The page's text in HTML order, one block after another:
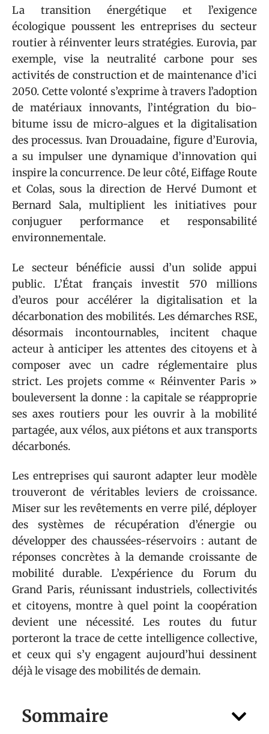
Sommaire
La transition énergétique et l’exigence
écologique poussent les entreprises du secteur
routier à réinventer leurs stratégies. Eurovia, par
exemple, vise la neutralité carbone pour ses
activités de construction et de maintenance d’ici
2050. Cette volonté s’exprime à travers l’adoption
de matériaux innovants, l’intégration du bio-
bitume issu de micro-algues et la digitalisation
des processus. Ivan Drouadaine, figure d’Eurovia,
a su impulser une dynamique d’innovation qui
inspire la concurrence. De leur côté, Eiffage Route
et Colas, sous la direction de Hervé Dumont et
Bernard Sala, multiplient les initiatives pour
conjuguer performance et responsabilité
environnementale.
Le secteur bénéficie aussi d’un solide appui
public. L’État français investit 570 millions
d’euros pour accélérer la digitalisation et la
décarbonation des mobilités. Les démarches RSE,
désormais incontournables, incitent chaque
acteur à anticiper les attentes des citoyens et à
composer avec un cadre réglementaire plus
strict. Les projets comme « Réinventer Paris »
bouleversent la donne : la capitale se réapproprie
ses axes routiers pour les ouvrir à la mobilité
partagée, aux vélos, aux piétons et aux transports
décarbonés.
Les entreprises qui sauront adapter leur modèle
trouveront de véritables leviers de croissance.
Miser sur les revêtements en verre pilé, déployer
des systèmes de récupération d’énergie ou
développer des chaussées-réservoirs : autant de
réponses concrètes à la demande croissante de
mobilité durable. L’expérience du Forum du
Grand Paris, réunissant industriels, collectivités
et citoyens, montre à quel point la coopération
devient une nécessité. Les routes du futur
porteront la trace de cette intelligence collective,
et ceux qui s’y engagent aujourd’hui dessinent
déjà le visage des mobilités de demain.